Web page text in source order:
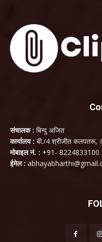
संचालक : बिन्दु अजित
कार्यालय : बी./4 श्रीजीत कलपतरू,
मोबाइल नं. : +91- 8224833100
ईमेल :